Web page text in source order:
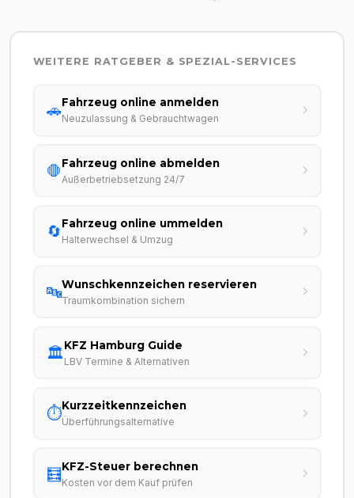
WEITERE RATGEBER & SPEZIAL-SERVICES
🚗Fahrzeug online anmelden
Neuzulassung & Gebrauchtwagen
🛑Fahrzeug online abmelden
Außerbetriebsetzung 24/7
🔄Fahrzeug online ummelden
Halterwechsel & Umzug
🔤Wunschkennzeichen reservieren
Traumkombination sichern
🏛️KFZ Hamburg Guide
LBV Termine & Alternativen
⏱️Kurzzeitkennzeichen
Überführungsalternative
🧮KFZ-Steuer berechnen
Kosten vor dem Kauf prüfen